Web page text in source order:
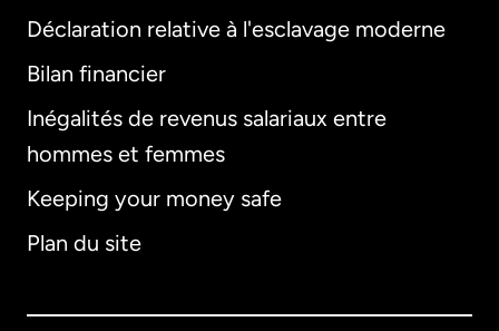
Déclaration relative à l'esclavage moderne
Bilan financier
Inégalités de revenus salariaux entre
hommes et femmes
Keeping your money safe
Plan du site
International
Allemagne